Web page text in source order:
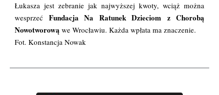
Łukasza jest zebranie jak najwyższej kwoty, wciąż można
wesprzeć Fundacja Na Ratunek Dzieciom z Chorobą
Nowotworową we Wrocławiu. Każda wpłata ma znaczenie.
Fot. Konstancja Nowak